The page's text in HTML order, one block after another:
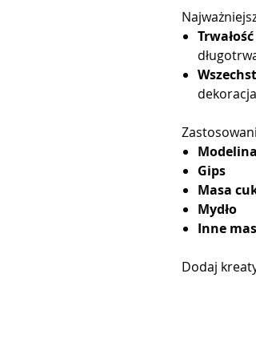
Modelina
Gips
Masa
Mydło
Inne
Dodaj